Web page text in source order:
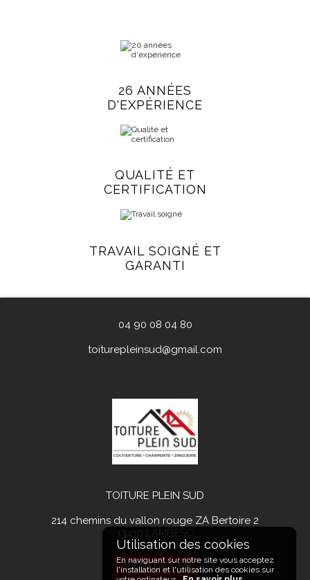
26 ANNÉES
D'EXPÉRIENCE
QUALITÉ ET
CERTIFICATION
TRAVAIL SOIGNÉ ET
GARANTI
04 90 08 04 80
toiturepleinsud@gmail.com
TOITURE PLEIN SUD
214 chemins du vallon rouge ZA Bertoire 2
PLAN D'ACCÉS
En naviguant sur notre site vous acceptez
l'installation et l'utilisation des cookies sur